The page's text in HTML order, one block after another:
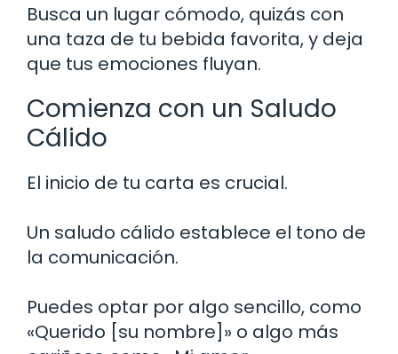
Busca un lugar cómodo, quizás con
una taza de tu bebida favorita, y deja
que tus emociones fluyan.
Comienza con un Saludo
Cálido
El inicio de tu carta es crucial.
Un saludo cálido establece el tono de
la comunicación.
Puedes optar por algo sencillo, como
«Querido [su nombre]» o algo más